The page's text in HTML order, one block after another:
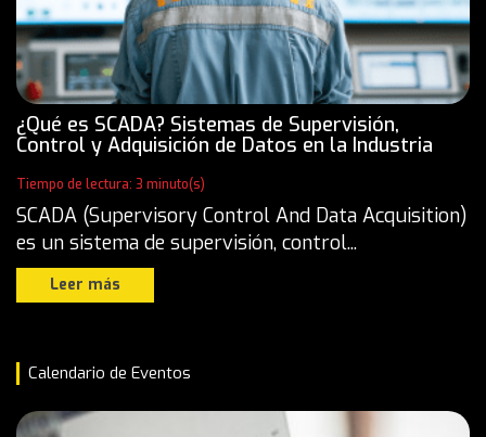
¿Qué es SCADA? Sistemas de Supervisión,
Control y Adquisición de Datos en la Industria
Tiempo de lectura: 3 minuto(s)
SCADA (Supervisory Control And Data Acquisition)
es un sistema de supervisión, control...
Leer más
Calendario de Eventos